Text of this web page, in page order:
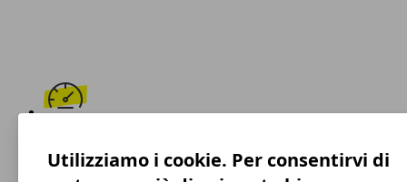
Utilizziamo i cookie. Per consentirvi di